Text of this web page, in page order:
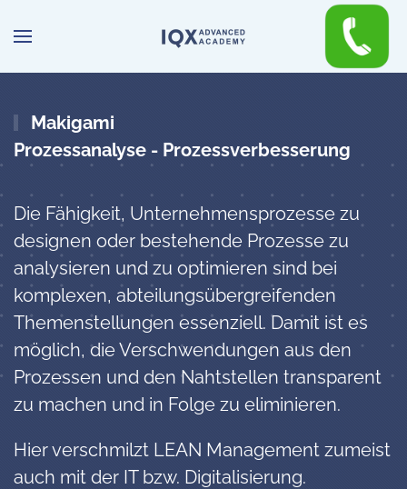
Zum Hauptinhalt springen
Makigami
Prozessanalyse - Prozessverbesserung
Die Fähigkeit, Unternehmensprozesse zu
designen oder bestehende Prozesse zu
analysieren und zu optimieren sind bei
komplexen, abteilungsübergreifenden
Themenstellungen essenziell. Damit ist es
möglich, die Verschwendungen aus den
Prozessen und den Nahtstellen transparent
zu machen und in Folge zu eliminieren.
Hier verschmilzt LEAN Management zumeist
auch mit der IT bzw. Digitalisierung.